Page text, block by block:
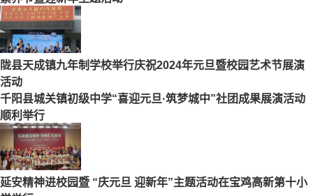
陇县天成镇九年制学校举行庆祝2024年元旦暨校园艺术节展演
活动
千阳县城关镇初级中学“喜迎元旦·筑梦城中”社团成果展演活动
顺利举行
延安精神进校园暨 “庆元旦 迎新年”主题活动在宝鸡高新第十小